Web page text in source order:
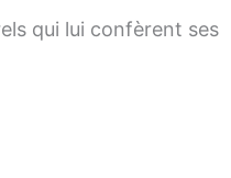
qui lui confèrent ses